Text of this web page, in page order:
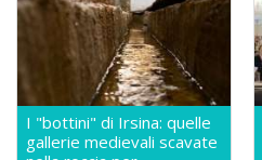
I "bottini" di Irsina: quelle
gallerie medievali scavate